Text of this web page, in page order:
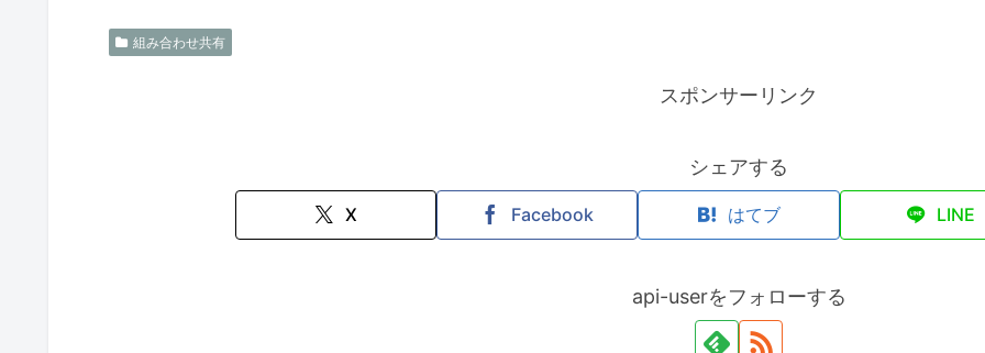
組み合わせ共有
スポンサーリンク
シェアする
X Facebook はてブ LINE
api-userをフォローする